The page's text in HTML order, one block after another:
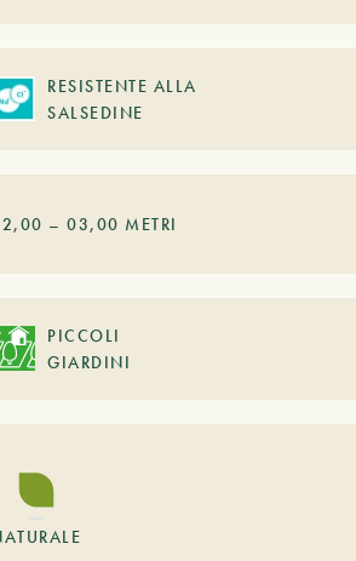
RESISTENTE ALLA
SALSEDINE
–03,00 METRI
PICCOLI
GIARDINI